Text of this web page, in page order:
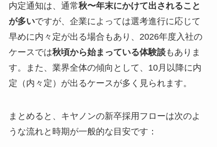
内定通知は、通常秋〜年末にかけて出されること
が多いですが、企業によっては選考進行に応じて
早めに内々定が出る場合もあり、2026年度入社の
ケースでは秋頃から始まっている体験談もありま
す。また、業界全体の傾向として、10月以降に内
定（内々定）が出るケースが多く見られます。
まとめると、キヤノンの新卒採用フローは次のよ
うな流れと時期が一般的な目安です：